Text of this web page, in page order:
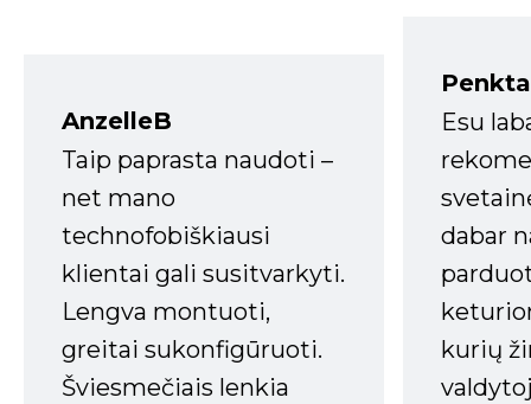
AnzelleB
Taip paprasta naudoti –
net mano
technofobiškiausi
klientai gali susitvarkyti.
Lengva montuoti,
greitai sukonfigūruoti.
Šviesmečiais lenkia
Esu
dabar
kurių